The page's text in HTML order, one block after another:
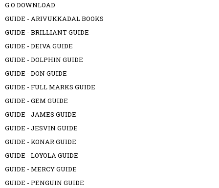
G.O DOWNLOAD
GUIDE - ARIVUKKADAL BOOKS
GUIDE - BRILLIANT GUIDE
GUIDE - DEIVA GUIDE
GUIDE - DOLPHIN GUIDE
GUIDE - DON GUIDE
GUIDE - FULL MARKS GUIDE
GUIDE - GEM GUIDE
GUIDE - JAMES GUIDE
GUIDE - JESVIN GUIDE
GUIDE - KONAR GUIDE
GUIDE - LOYOLA GUIDE
GUIDE - MERCY GUIDE
GUIDE - PENGUIN GUIDE